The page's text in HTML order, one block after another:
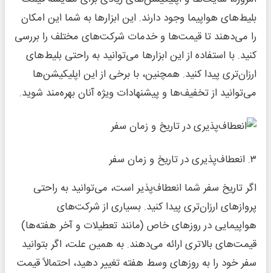
بلیط‌های هواپیما وجود دارند. این ابزارها به شما این امکان
را می‌دهند تا قیمت‌ها و خدمات شرکت‌های مختلف را بررسی
کنید. با استفاده از این ابزارها می‌توانید به راحتی بلیط‌های
ارزان‌تری پیدا کنید. همچنین، با برخی از این اپلیکیشن‌ها
می‌توانید از تخفیف‌ها و پیشنهادات ویژه آنان بهره‌مند شوید.
۳. انعطاف‌پذیری در تاریخ و زمان سفر
اگر تاریخ سفر شما انعطاف‌پذیر است، می‌توانید به راحتی
پروازهای ارزان‌تری پیدا کنید. بسیاری از شرکت‌های
هواپیمایی در روزهای خاص (مانند تعطیلات و آخر هفته‌ها)
قیمت‌های بالاتری ارائه می‌دهند. به همین علت، اگر بتوانید
سفر خود را به روزهای وسط هفته تغییر دهید، احتمالاً قیمت